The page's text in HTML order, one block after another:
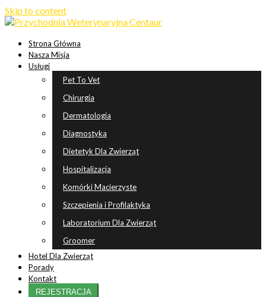
Skip to content
Strona Główna
Nasza Misja
Usługi
Pet To Vet
Chirurgia
Dermatologia
Diagnostyka
Dietetyk Dla Zwierząt
Hospitalizacja
Komórki Macierzyste
Szczepienia i Profilaktyka
Laboratorium Dla Zwierząt
Groomer
Hotel Dla Zwierząt
Porady
Kontakt
REJESTRACJA